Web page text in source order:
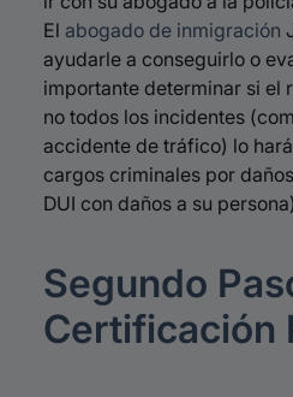
El abogado de inmigración
ayudarle a conseguirlo o
importante determinar si el
no todos los incidentes
accidente de tráfico) lo
cargos criminales por
DUI con daños a su persona)
Segundo
Certificación